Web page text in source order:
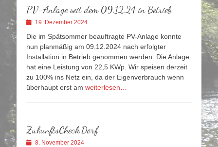
PV-Anlage seit dem 09.12.24 in Betrieb
Veröffentlicht
19. Dezember 2024
Die im Spätsommer beauftragte PV-Anlage konnte
nun planmäßig am 09.12.2024 nach erfolgter
Installation in Betrieb genommen werden. Die Anlage
hat eine Leistung von 22,5 KWp. Wir speisen derzeit
zu 100% ins Netz ein, da der Eigenverbrauch wenn
überhaupt erst am weiterlesen…
ZukunftsCheck.Dorf
Veröffentlicht
8. November 2024